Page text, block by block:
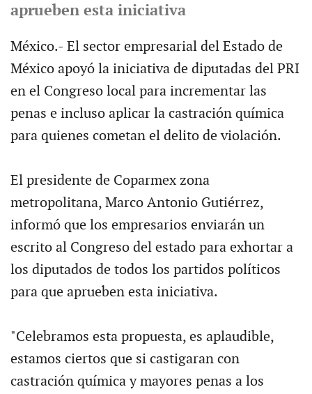
aprueben esta iniciativa
México.- El sector empresarial del Estado de
México apoyó la iniciativa de diputadas del PRI
en el Congreso local para incrementar las
penas e incluso aplicar la castración química
para quienes cometan el delito de violación.
El presidente de Coparmex zona
metropolitana, Marco Antonio Gutiérrez,
informó que los empresarios enviarán un
escrito al Congreso del estado para exhortar a
los diputados de todos los partidos políticos
para que aprueben esta iniciativa.
"Celebramos esta propuesta, es aplaudible,
estamos ciertos que si castigaran con
castración química y mayores penas a los